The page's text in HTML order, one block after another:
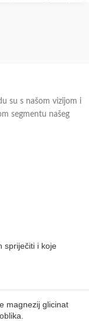
su s našom vizijom i
segmentu našeg
spriječiti i koje
magnezij glicinat